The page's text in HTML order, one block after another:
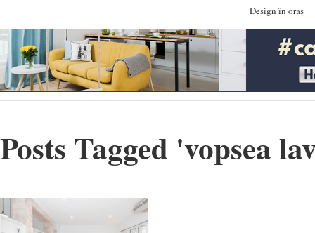
Design în oraș
Posts Tagged 'vopsea